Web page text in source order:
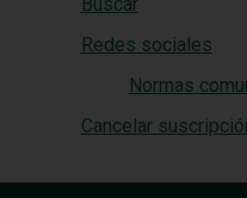
Redes sociales
Normas
Cancelar